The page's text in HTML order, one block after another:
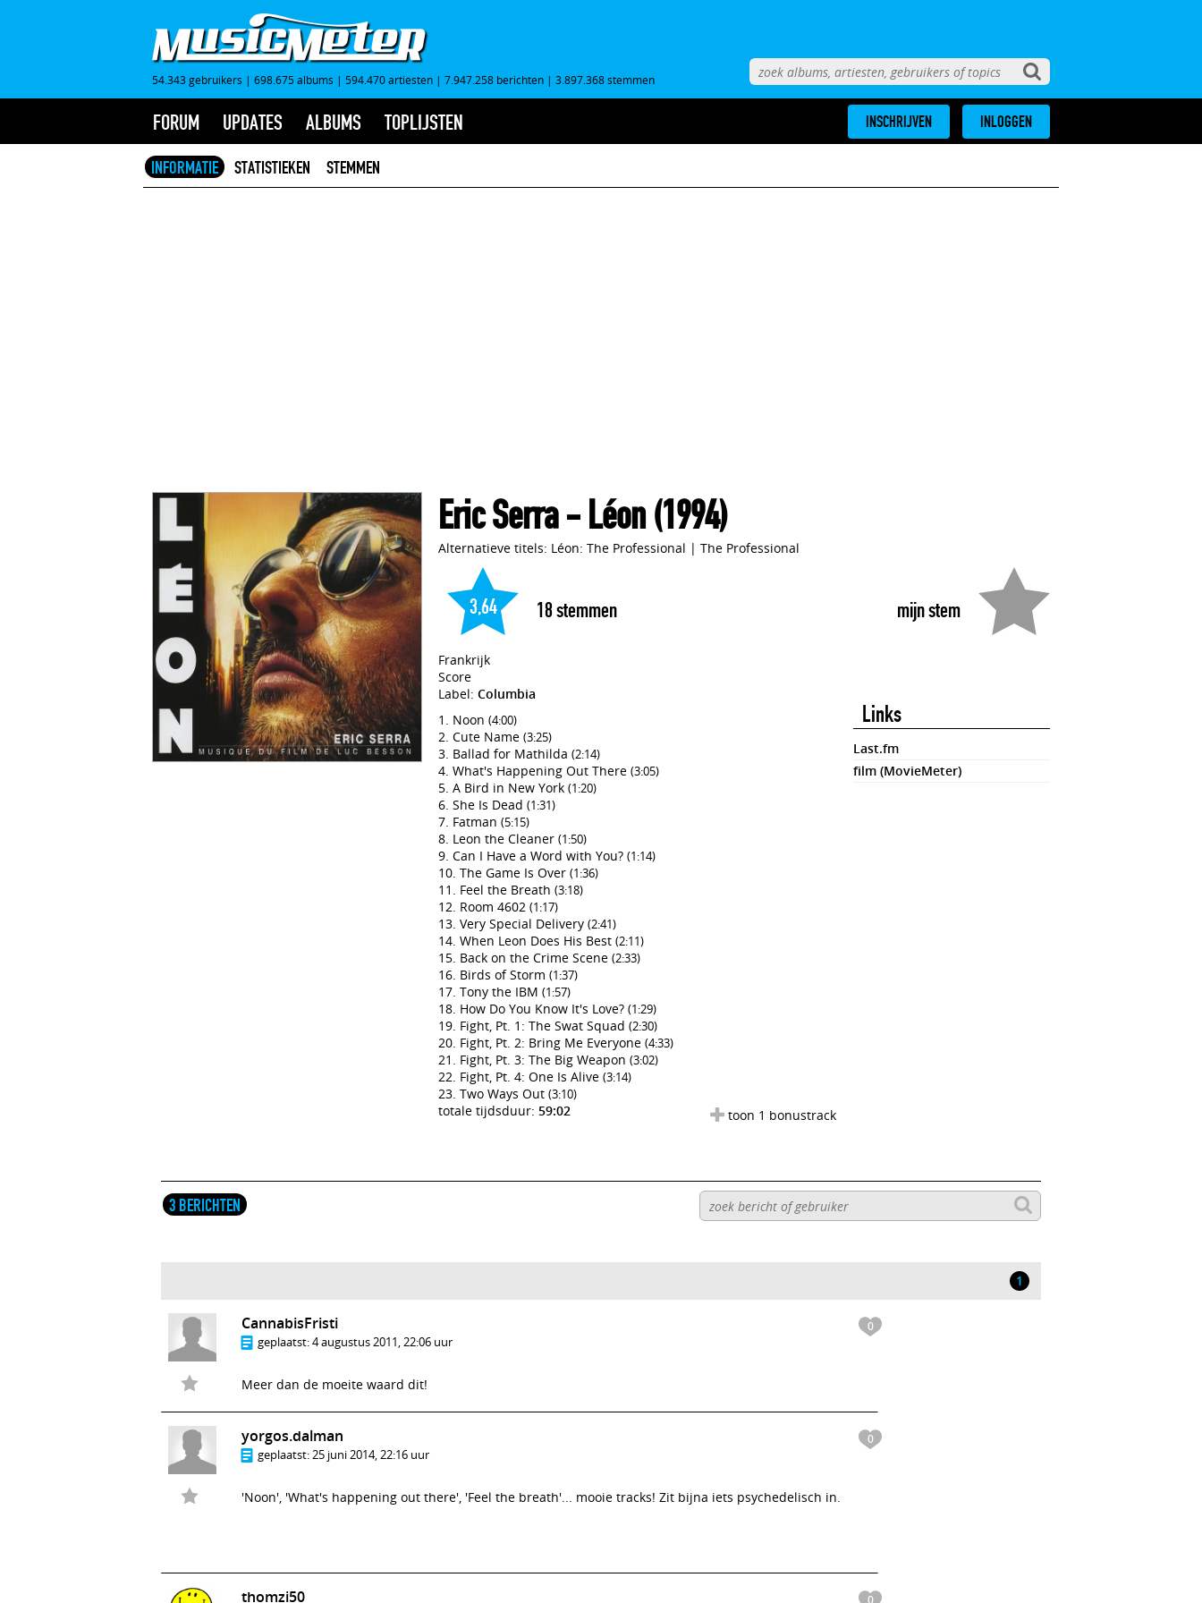
54.343 gebruikers | 698.675 albums | 594.470 artiesten | 7.947.258 berichten | 3.897.368 stemmen
FORUM UPDATES ALBUMS TOPLIJSTEN INSCHRIJVEN INLOGGEN
INFORMATIE STATISTIEKEN STEMMEN
Eric Serra- Léon(1994)
Alternatieve titels: Léon: The Professional | The Professional
mijn stem
3,64 18stemmen
Frankrijk
Score
Label: Columbia
Noon (4:00)
Cute Name (3:25)
Ballad for Mathilda (2:14)
What's Happening Out There (3:05)
A Bird in New York (1:20)
She Is Dead (1:31)
Fatman (5:15)
Leon the Cleaner (1:50)
Can I Have a Word with You? (1:14)
The Game Is Over (1:36)
Feel the Breath (3:18)
Room 4602 (1:17)
Very Special Delivery (2:41)
When Leon Does His Best (2:11)
Back on the Crime Scene (2:33)
Birds of Storm (1:37)
Tony the IBM (1:57)
How Do You Know It's Love? (1:29)
Fight, Pt. 1: The Swat Squad (2:30)
Fight, Pt. 2: Bring Me Everyone (4:33)
Fight, Pt. 3: The Big Weapon (3:02)
Fight, Pt. 4: One Is Alive (3:14)
Two Ways Out (3:10)
toon 1 bonustrack
totale tijdsduur: 59:02
Links
Last.fm
film (MovieMeter)
3 BERICHTEN
1
0
CannabisFristi
geplaatst:4 augustus 2011, 22:06 uur
Meer dan de moeite waard dit!
0
yorgos.dalman
geplaatst:25 juni 2014, 22:16 uur
'Noon', 'What's happening out there', 'Feel the breath'... mooie tracks! Zit bijna iets psychedelisch in.
0
thomzi50